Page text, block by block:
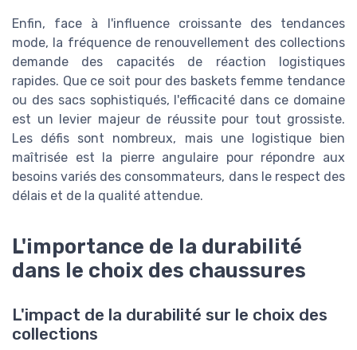
Enfin, face à l'influence croissante des tendances
mode, la fréquence de renouvellement des collections
demande des capacités de réaction logistiques
rapides. Que ce soit pour des baskets femme tendance
ou des sacs sophistiqués, l'efficacité dans ce domaine
est un levier majeur de réussite pour tout grossiste.
Les défis sont nombreux, mais une logistique bien
maîtrisée est la pierre angulaire pour répondre aux
besoins variés des consommateurs, dans le respect des
délais et de la qualité attendue.
L'importance de la durabilité
dans le choix des chaussures
L'impact de la durabilité sur le choix des
collections